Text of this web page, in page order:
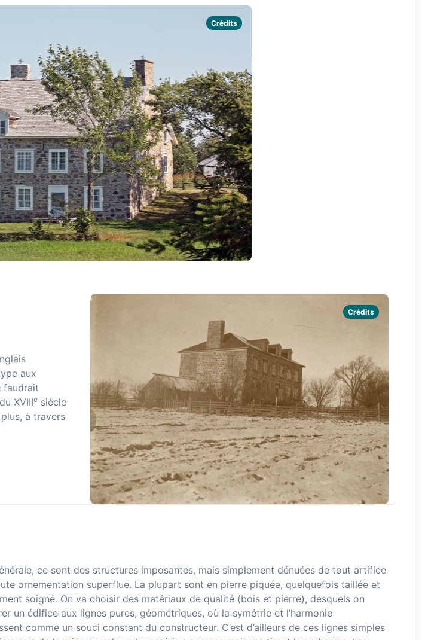
Crédits
aux
faudrait
XVIIIe siècle
à travers
Crédits
ce sont des structures imposantes, mais simplement dénuées de tout artifice
ornementation superflue. La plupart sont en pierre piquée, quelquefois taillée et
soigné. On va choisir des matériaux de qualité (bois et pierre), desquels on
un édifice aux lignes pures, géométriques, où la symétrie et l’harmonie
comme un souci constant du constructeur. C’est d’ailleurs de ces lignes simples